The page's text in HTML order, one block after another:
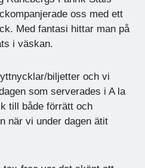
oss med ett
Med fantasi hittar man på
i väskan.
biljetter och vi
som serverades i A la
till både förrätt och
när vi under dagen ätit